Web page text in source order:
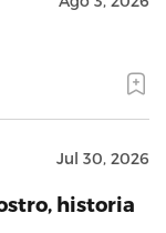
Jul 30, 2026
historia